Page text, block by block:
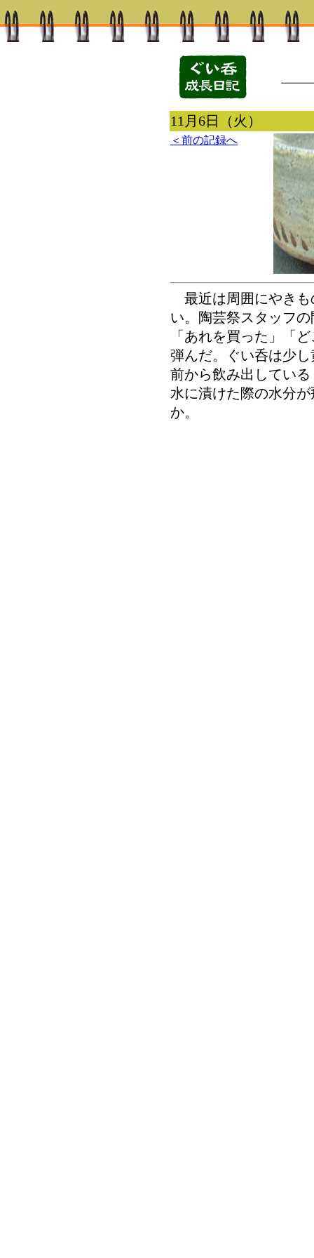
11月6日（火）
＜前の記録へ
最近は周囲にやきも
い。陶芸祭スタッフ
「あれを買った」「
弾んだ。ぐい呑は少
前から飲み出してい
水に漬けた際の水分
か。